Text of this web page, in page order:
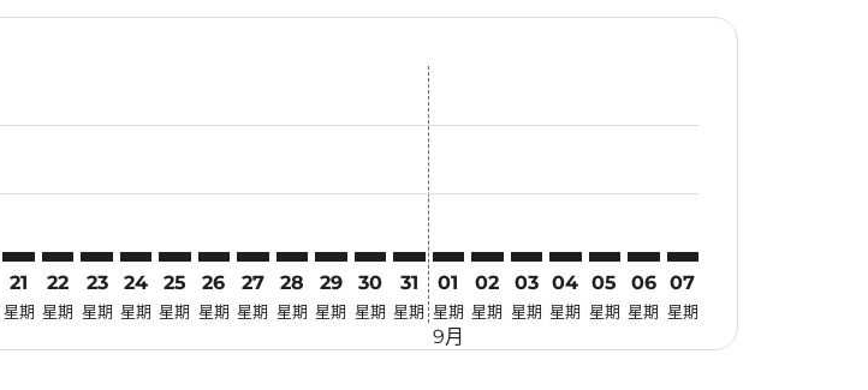
MKZ–PLM: cmp-view-offers-disclaimer. 寻找优惠
21
星期
MKZ–PLM: cmp-view-offers-disclaimer. 寻找优惠
22
星期
MKZ–PLM: cmp-view-offers-disclaimer. 寻找优惠
23
星期
MKZ–PLM: cmp-view-offers-disclaimer. 寻找优惠
24
星期
MKZ–PLM: cmp-view-offers-disclaimer. 寻找优惠
25
星期
MKZ–PLM: cmp-view-offers-disclaimer. 寻找优惠
26
星期
MKZ–PLM: cmp-view-offers-disclaimer. 寻找优惠
27
星期
MKZ–PLM: cmp-view-offers-disclaimer. 寻找优惠
28
星期
MKZ–PLM: cmp-view-offers-disclaimer. 寻找优惠
29
星期
MKZ–PLM: cmp-view-offers-disclaimer. 寻找优惠
30
星期
MKZ–PLM: cmp-view-offers-disclaimer. 寻找优惠
31
星期
01
星期
9月
02
星期
03
星期
04
星期
05
星期
06
星期
07
星期